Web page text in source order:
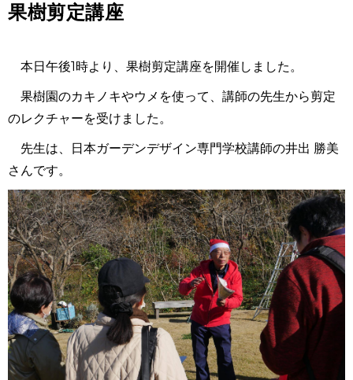
果樹剪定講座
本日午後1時より、果樹剪定講座を開催しました。
果樹園のカキノキやウメを使って、講師の先生から剪定
のレクチャーを受けました。
先生は、日本ガーデンデザイン専門学校講師の井出 勝美
さんです。